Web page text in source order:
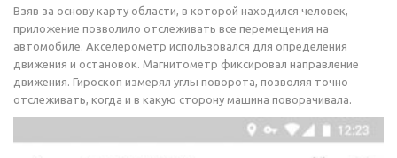
Взяв за основу карту области, в которой находился человек,
приложение позволило отслеживать все перемещения на
автомобиле. Акселерометр использовался для определения
движения и остановок. Магнитометр фиксировал направление
движения. Гироскоп измерял углы поворота, позволяя точно
отслеживать, когда и в какую сторону машина поворачивала.